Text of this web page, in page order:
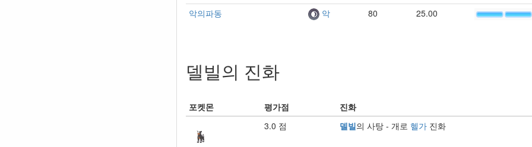
악의파동
악 80 25.00
델빌의 진화
포켓몬 평가점 진화
3.0 점 델빌의 사탕 - 개로 헬가 진화